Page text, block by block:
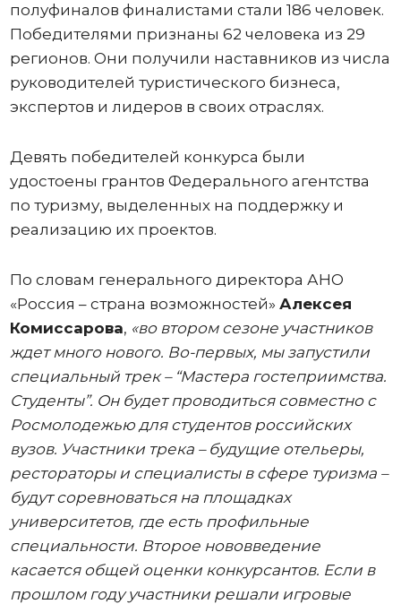
полуфиналов финалистами стали 186 человек.
Победителями признаны 62 человека из 29
регионов. Они получили наставников из числа
руководителей туристического бизнеса,
экспертов и лидеров в своих отраслях.
Девять победителей конкурса были
удостоены грантов Федерального агентства
по туризму, выделенных на поддержку и
реализацию их проектов.
По словам генерального директора АНО
«Россия – страна возможностей» Алексея
Комиссарова, «во втором сезоне участников
ждет много нового. Во-первых, мы запустили
специальный трек – “Мастера гостеприимства.
Студенты”. Он будет проводиться совместно с
Росмолодежью для студентов российских
вузов. Участники трека – будущие отельеры,
рестораторы и специалисты в сфере туризма –
будут соревноваться на площадках
университетов, где есть профильные
специальности. Второе нововведение
касается общей оценки конкурсантов. Если в
прошлом году участники решали игровые